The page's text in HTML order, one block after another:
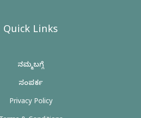
Quick Links
ನಮ್ಮ ಬಗ್ಗೆ
ಸಂಪರ್ಕ
Privacy Policy